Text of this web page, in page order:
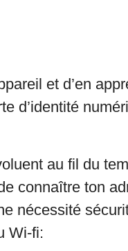
et d’en
d’identité
au fil du
connaître ton
nécessité
Wi-fi: